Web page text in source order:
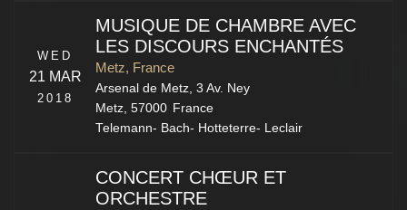
WED
21 MAR
2018
MUSIQUE DE CHAMBRE AVEC
LES DISCOURS ENCHANTÉS
Metz, France
Arsenal de Metz,3 Av. Ney
Metz, 57000 France
Telemann- Bach- Hotteterre- Leclair
CONCERT CHŒUR ET
ORCHESTRE